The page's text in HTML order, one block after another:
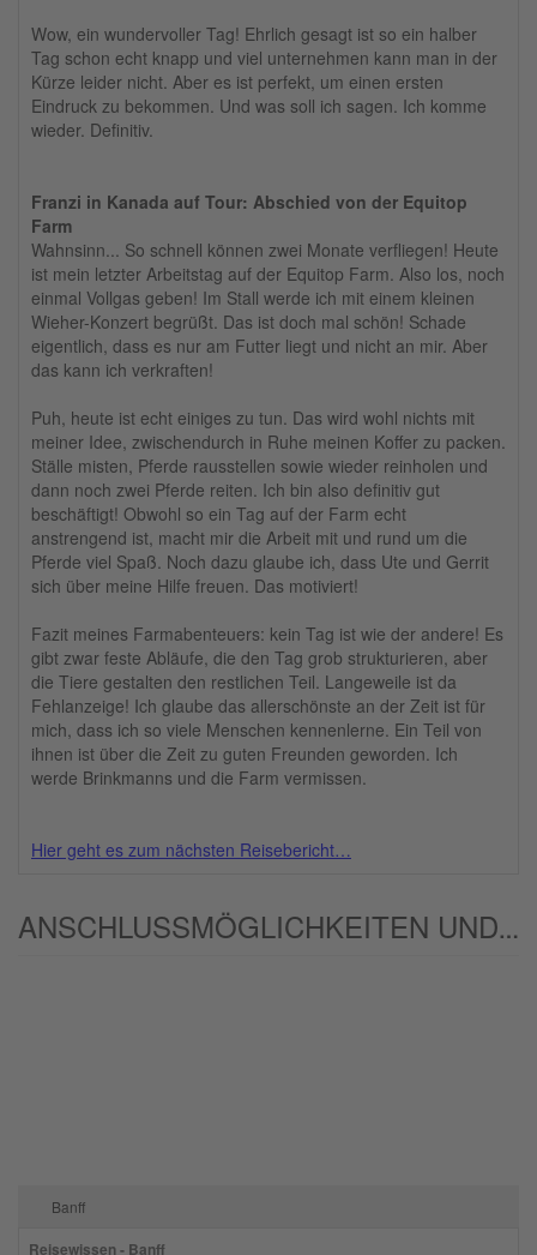
Wow, ein wundervoller Tag! Ehrlich gesagt ist so ein halber
Tag schon echt knapp und viel unternehmen kann man in der
Kürze leider nicht. Aber es ist perfekt, um einen ersten
Eindruck zu bekommen. Und was soll ich sagen. Ich komme
wieder. Definitiv.
Franzi in Kanada auf Tour: Abschied von der Equitop
Farm
Wahnsinn... So schnell können zwei Monate verfliegen! Heute
ist mein letzter Arbeitstag auf der Equitop Farm. Also los, noch
einmal Vollgas geben! Im Stall werde ich mit einem kleinen
Wieher-Konzert begrüßt. Das ist doch mal schön! Schade
eigentlich, dass es nur am Futter liegt und nicht an mir. Aber
das kann ich verkraften!
Puh, heute ist echt einiges zu tun. Das wird wohl nichts mit
meiner Idee, zwischendurch in Ruhe meinen Koffer zu packen.
Ställe misten, Pferde rausstellen sowie wieder reinholen und
dann noch zwei Pferde reiten. Ich bin also definitiv gut
beschäftigt! Obwohl so ein Tag auf der Farm echt
anstrengend ist, macht mir die Arbeit mit und rund um die
Pferde viel Spaß. Noch dazu glaube ich, dass Ute und Gerrit
sich über meine Hilfe freuen. Das motiviert!
Fazit meines Farmabenteuers: kein Tag ist wie der andere! Es
gibt zwar feste Abläufe, die den Tag grob strukturieren, aber
die Tiere gestalten den restlichen Teil. Langeweile ist da
Fehlanzeige! Ich glaube das allerschönste an der Zeit ist für
mich, dass ich so viele Menschen kennenlerne. Ein Teil von
ihnen ist über die Zeit zu guten Freunden geworden. Ich
werde Brinkmanns und die Farm vermissen.
Hier geht es zum nächsten Reisebericht…
ANSCHLUSSMÖGLICHKEITEN UND/ODER ALTERNATIVEN:
Banff
Reisewissen - Banff